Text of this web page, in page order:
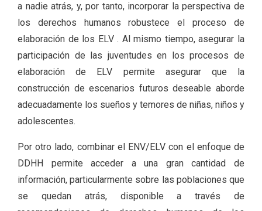
a nadie atrás, y, por tanto, incorporar la perspectiva de
los derechos humanos robustece el proceso de
elaboración de los ELV . Al mismo tiempo, asegurar la
participación de las juventudes en los procesos de
elaboración de ELV permite asegurar que la
construcción de escenarios futuros deseable aborde
adecuadamente los sueños y temores de niñas, niños y
adolescentes.
Por otro lado, combinar el ENV/ELV con el enfoque de
DDHH permite acceder a una gran cantidad de
información, particularmente sobre las poblaciones que
se quedan atrás, disponible a través de